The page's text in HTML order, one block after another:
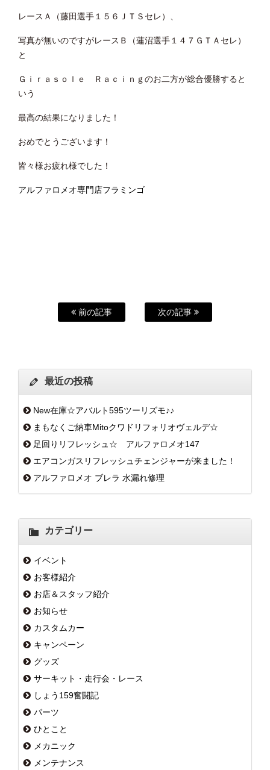
レースＡ（藤田選手１５６ＪＴＳセレ）、
写真が無いのですがレースＢ（蓮沼選手１４７ＧＴＡセレ）
と
Ｇｉｒａｓｏｌｅ Ｒａｃｉｎｇのお二方が総合優勝すると
いう
最高の結果になりました！
おめでとうございます！
皆々様お疲れ様でした！
アルファロメオ専門店フラミンゴ
前の記事 次の記事
最近の投稿
New在庫☆アバルト595ツーリズモ♪♪
まもなくご納車Mitoクワドリフォリオヴェルデ☆
足回りリフレッシュ☆ アルファロメオ147
エアコンガスリフレッシュチェンジャーが来ました！
アルファロメオ ブレラ 水漏れ修理
カテゴリー
イベント
お客様紹介
お店＆スタッフ紹介
お知らせ
カスタムカー
キャンペーン
グッズ
サーキット・走行会・レース
しょう159奮闘記
パーツ
ひとこと
メカニック
メンテナンス